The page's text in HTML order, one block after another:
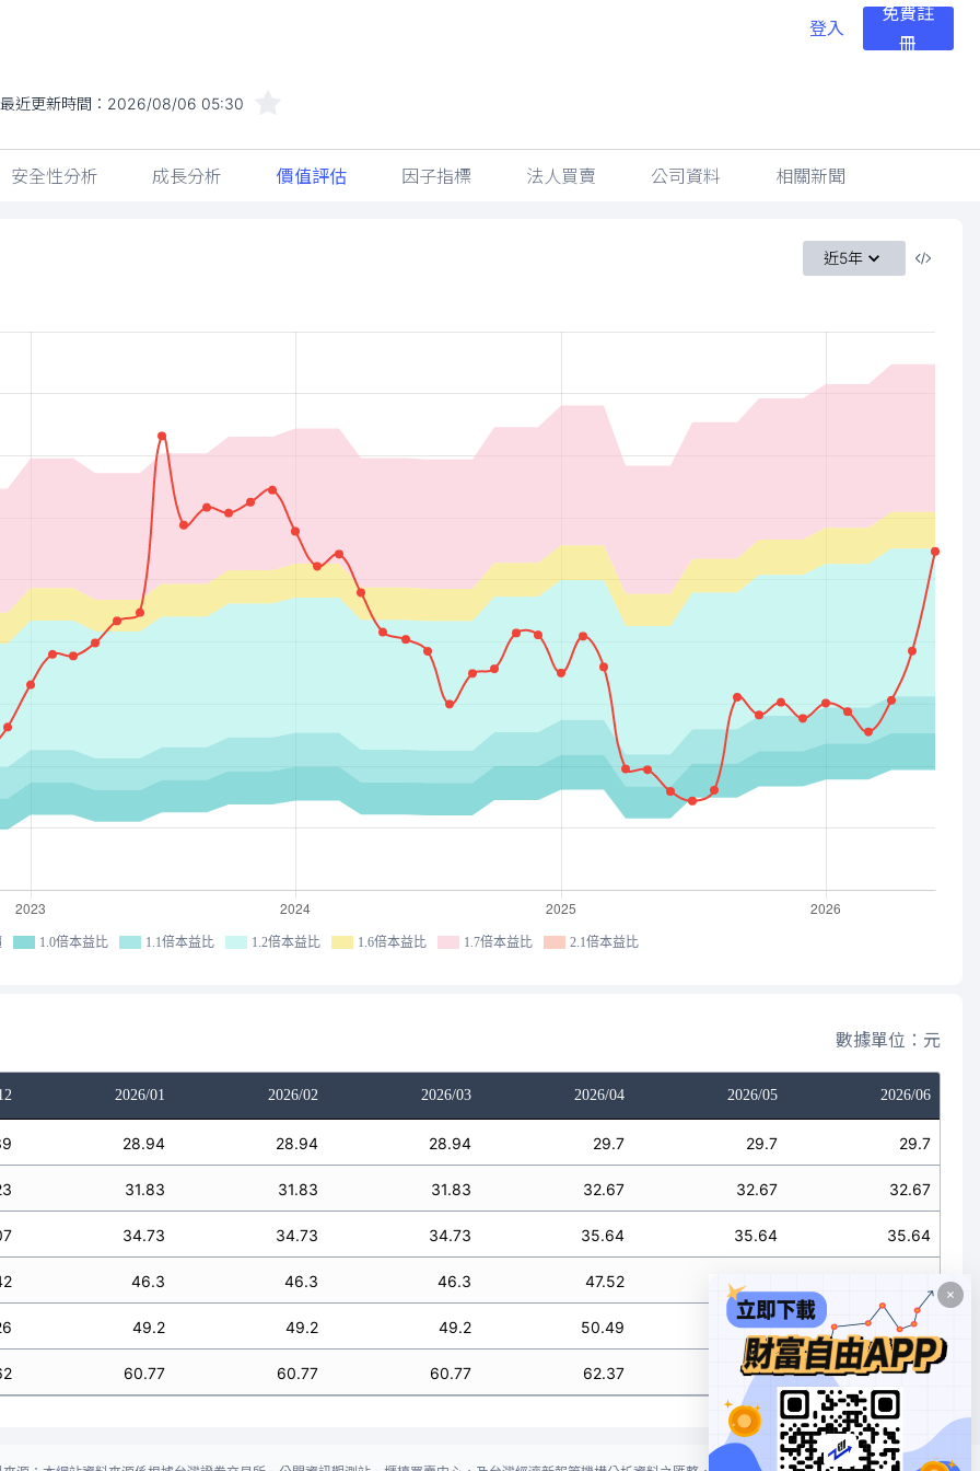
登入
免費註
冊
最近更新時間： 2026/08/06 05:30
安全性分析 成長分析 價值評估 因子指標 法人買賣 公司資料 相關新聞
近5年
1.0倍本益比 1.1倍本益比 1.2倍本益比 1.6倍本益比 1.7倍本益比 2.1倍本益比
數據單位：元
2026/01 2026/02 2026/03 2026/04 2026/05 2026/06
28.94 28.94 28.94 29.7 29.7 29.7
31.83 31.83 31.83 32.67 32.67 32.67
34.73 34.73 34.73 35.64 35.64 35.64
46.3 46.3 46.3 47.52 47.52
49.2 49.2 49.2 50.49 50.49 50.49
60.77 60.77 60.77 62.37 62.37 62.37